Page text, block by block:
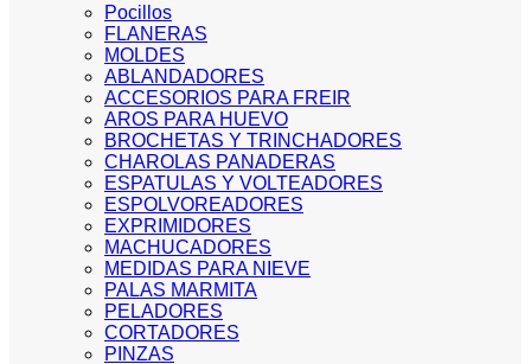
Pocillos
FLANERAS
MOLDES
ABLANDADORES
ACCESORIOS PARA FREIR
AROS PARA HUEVO
BROCHETAS Y TRINCHADORES
CHAROLAS PANADERAS
ESPATULAS Y VOLTEADORES
ESPOLVOREADORES
EXPRIMIDORES
MACHUCADORES
MEDIDAS PARA NIEVE
PALAS MARMITA
PELADORES
CORTADORES
PINZAS